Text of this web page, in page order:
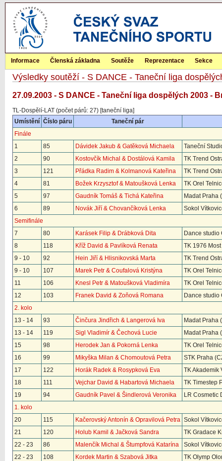
Informace Členská základna Soutěže Reprezentace Sekce
Výsledky soutěží - S DANCE - Taneční liga
27.09.2003 - S DANCE - Taneční liga dospělých 2003 -
TL-Dospělí-LAT (počet párů: 27) [taneční liga]
Umístění Číslo páru
Taneční pár
Finále
1
85 Dávidek Jakub & Gatěková Michaela
Taneční
2
90 Kostovčík Michal & Dostálová Kamila
TK Trend
3
121 Přádka Radim & Kolmanová Kateřina
TK Trend
4
81 Božek Krzysztof & Matoušková Lenka
TK Orel
5
97 Gaudník Tomáš & Tichá Kateřina
Madat Praha
6
89 Novák Jiří & Chovančíková Lenka
Sokol
Semifinále
7
80 Karásek Filip & Drábková Dita
Dance studio
8
118 Kříž David & Pavlíková Renata
TK 1976
9 - 10
92 Hein Jiří & Hlisnikovská Marta
TK Trend
9 - 10
107 Marek Petr & Coufalová Kristýna
TK Orel
11
106 Knesl Petr & Matoušková Vladimíra
TK Orel
12
103 Franek David & Zoňová Romana
Dance studio
2. kolo
13 - 14
93 Činčura Jindřich & Langerová Iva
Madat Praha
13 - 14
119 Sigl Vladimír & Čechová Lucie
Madat Praha
15
98 Herodek Jan & Pokorná Lenka
TK Orel
16
99 Mikyška Milan & Chomoutová Petra
STK Praha
17
122 Horák Radek & Rosypková Eva
TK Akademik
18
111 Vejchar David & Habartová Michaela
TK Timestep
19
94 Gaudník Pavel & Šindlerová Veronika
LR Cosmetic
1. kolo
20
115 Kačerovský Antonín & Opravilová Petra Sokol
21
120 Holub Kamil & Jačková Sandra
TK Gradace
22 - 23
86 Malenčík Michal & Štumpfová Katarína
Sokol
22 - 23
108 Kordek Martin & Szabová Jitka
TK Olymp